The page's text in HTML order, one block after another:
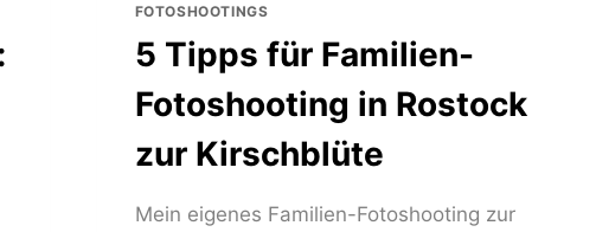
FOTOSHOOTINGS
5 Tipps für Familien-
Fotoshooting in Rostock
zur Kirschblüte
Mein eigenes Familien-Fotoshooting zur